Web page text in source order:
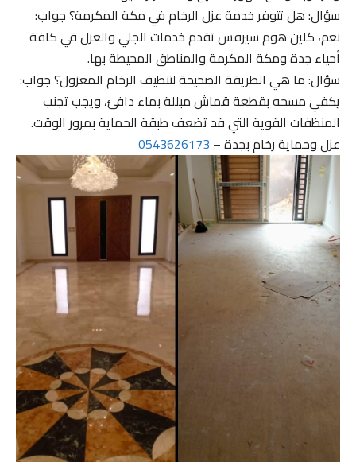
سؤال: هل تتوفر خدمة عزل الرخام في مكة المكرمة؟ جواب:
نعم، كلين هوم سيرفس تقدم خدمات الجلي والعزل في كافة
أحياء جدة ومكة المكرمة والمناطق المحيطة بها.
سؤال: ما هي الطريقة الصحيحة لتنظيف الرخام المعزول؟ جواب:
يكفي مسحه بقطعة قماش مبللة بماء دافئ، ويجب تجنب
المنظفات القوية التي قد تضعف طبقة الحماية بمرور الوقت.
عزل وحماية رخام بجدة –0543626173